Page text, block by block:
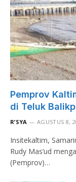
Pemprov
di Teluk
R’SYA AGUSTUS 8,
Insitekaltim,
Rudy Mas’ud
(Pemprov)…